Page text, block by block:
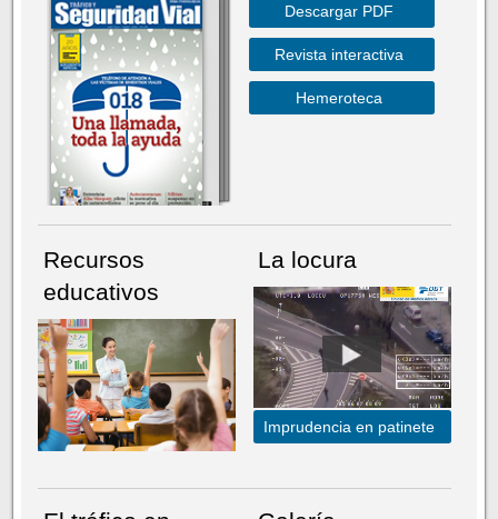
Descargar PDF
Revista interactiva
Hemeroteca
Recursos
educativos
La locura
Imprudencia en patinete